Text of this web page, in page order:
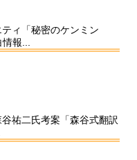
ィ「秘密のケンミン
報...
谷祐二氏考案「森谷式翻訳